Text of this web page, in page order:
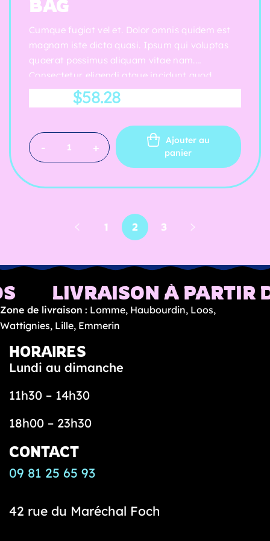
BAG
Cumque fugiat vel et. Dolor omnis quidem est
magnam iste dicta quasi. Ipsum qui voluptas
quaerat possimus aliquam vitae nam.
Consectetur eligendi atque incidunt quod.
$58.28
- +
Ajouter au
panier
1 2
3
LIVRAISON À PARTIR DE
Zone de livraison : Lomme, Haubourdin, Loos,
Wattignies, Lille, Emmerin
HORAIRES
Lundi au dimanche
11h30 – 14h30
18h00 – 23h30
CONTACT
09 81 25 65 93
42 rue du Maréchal Foch